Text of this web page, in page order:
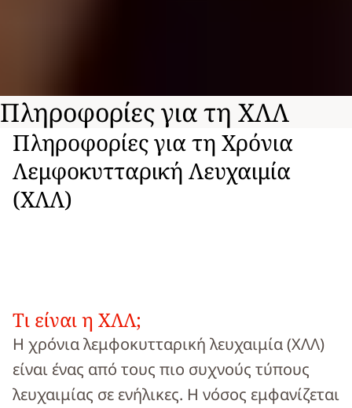
Πληροφορίες για τη ΧΛΛ
Πληροφορίες για τη Χρόνια
Λεμφοκυτταρική Λευχαιμία
(ΧΛΛ)
Τι είναι η ΧΛΛ;
Η χρόνια λεμφοκυτταρική λευχαιμία (ΧΛΛ)
είναι ένας από τους πιο συχνούς τύπους
λευχαιμίας σε ενήλικες. Η νόσος εμφανίζεται